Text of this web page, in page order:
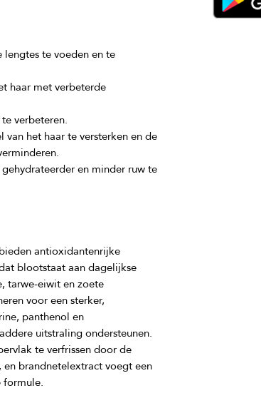
te voeden en te
haar met verbeterde
verbeteren.
het haar te versterken en de
en minder ruw te
antioxidantenrijke
blootstaat aan dagelijkse
tarwe-eiwit en zoete
voor een sterker,
panthenol en
uitstraling ondersteunen.
te verfrissen door de
brandnetelextract voegt een